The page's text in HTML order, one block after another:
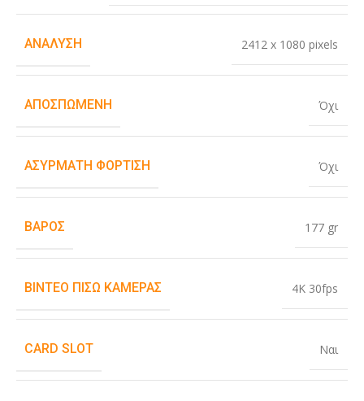
ΑΝΆΛΥΣΗ 2412 x 1080 pixels
ΑΠΟΣΠΏΜΕΝΗ Όχι
ΑΣΎΡΜΑΤΗ ΦΌΡΤΙΣΗ Όχι
ΒΆΡΟΣ 177 gr
ΒΊΝΤΕΟ ΠΊΣΩ ΚΆΜΕΡΑΣ 4K 30fps
CARD SLOT Ναι